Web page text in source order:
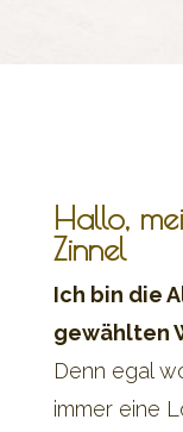
Hallo,
Zinnel
Ich bin die
gewählten
Denn egal
immer eine